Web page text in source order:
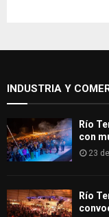
o
INDUSTRIA Y
Río
con
23
Río